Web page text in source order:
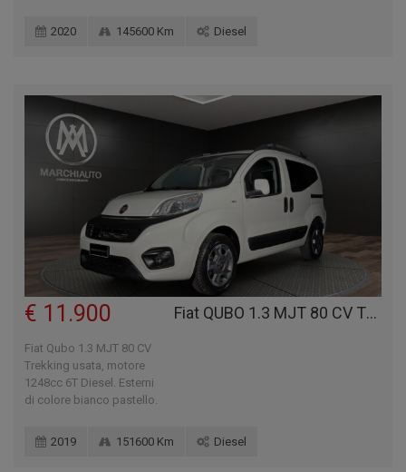
2020 145600 Km Diesel
Fiat QUBO 1.3 MJT 80 CV TREKKING
€ 11.900
Fiat Qubo 1.3 MJT 80 CV
Trekking usata, motore
1248cc 6T Diesel. Esterni
di colore bianco pastello.
2019 151600 Km Diesel